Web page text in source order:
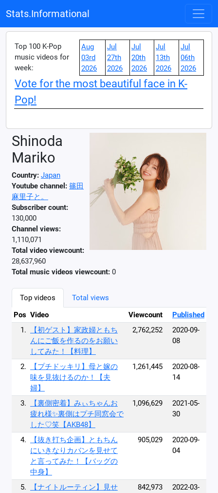
Stats.Informational
Top 100 K-Pop
music videos for
week:
Aug
03rd
2026
Jul
27th
2026
Jul
20th
2026
Jul
13th
2026
Jul
06th
2026
Vote for the most beautiful face in K-
Pop!
Shinoda
Mariko
Country: Japan
Youtube channel: 篠田
麻里子と。
Subscriber count:
130,000
Channel views:
1,110,071
Total video viewcount:
28,637,960
Total music videos viewcount: 0
Top videos
Total views
Pos Video Viewcount
Published
1.
【初ゲスト】家政婦ともち
んにご飯を作るのをお願い
してみた！【料理】
2,762,252
2020-09-
08
2.
【プチドッキリ】母と嫁の
味を見抜けるのか！【夫
婦】
1,261,445
2020-08-
14
3.
【裏側密着】みぃちゃんお
疲れ様✨裏側はプチ同窓会で
した♡笑【AKB48】
1,096,629
2021-05-
30
4.
【抜き打ち企画】ともちん
にいきなりカバンを見せて
と言ってみた！【バッグの
中身】
905,029
2020-09-
04
5.
【ナイトルーティン】見せ
842,973
2022-03-